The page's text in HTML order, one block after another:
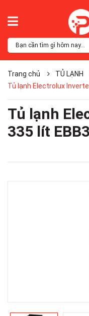
Trang chủ
TỦ LẠNH
Tủ lạnh Electrolux
Tủ lạnh
335 lít